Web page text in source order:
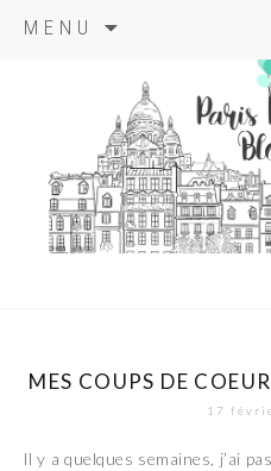
MENU
principal
paris
MES COUPS DE
17
ll y a quelques semaines, j’ai